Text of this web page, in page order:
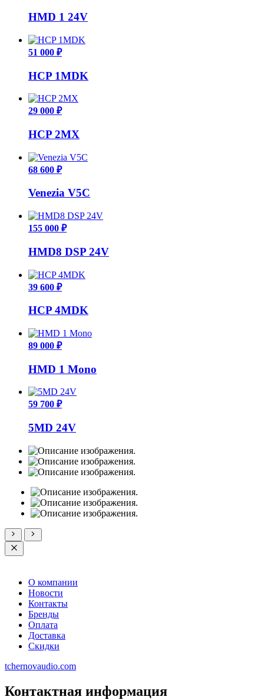
HMD 1 24V
51 000 ₽
HCP 1MDK
29 000 ₽
HCP 2MX
68 600 ₽
Venezia V5C
155 000 ₽
HMD8 DSP 24V
39 600 ₽
HCP 4MDK
89 000 ₽
HMD 1 Mono
59 700 ₽
5MD 24V
О компании
Новости
Контакты
Бренды
Оплата
Доставка
Скидки
tchernovaudio.com
Контактная информация